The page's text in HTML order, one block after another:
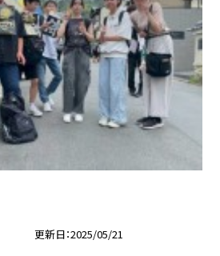
更新日 2025/05/21